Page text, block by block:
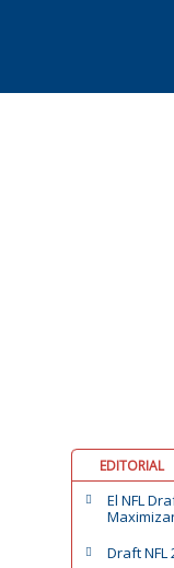
EDITORIAL
El NFL
Draft